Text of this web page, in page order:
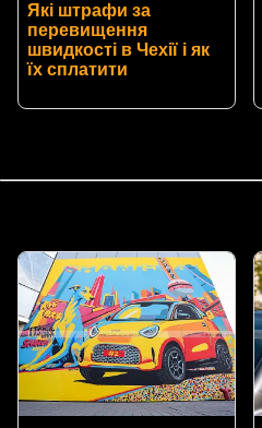
Які штрафи за
перевищення
швидкості в Чехії і як
їх сплатити